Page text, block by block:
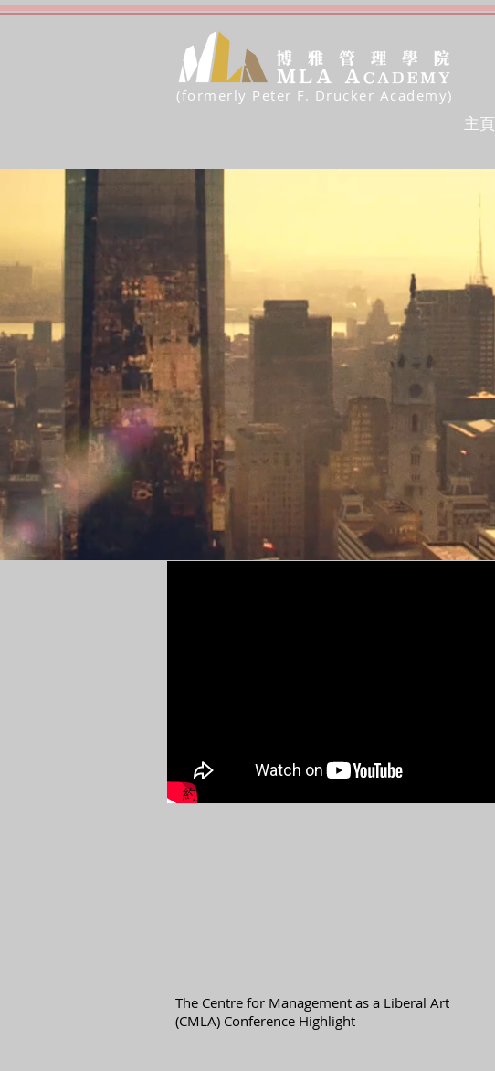
(formerly Peter F. Drucker Academy)
主頁
Functioning
Society through
Peter Drucker’s
Legacy of
Management as a
Liberal Art
約瑟夫 ‧ 馬恰列洛教授介紹博雅管理的由來和精髓
The Centre for Management as a Liberal Art
(CMLA) Conference Highlight